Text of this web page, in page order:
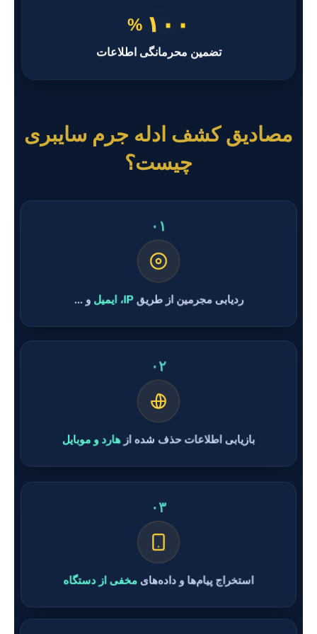
۱۰۰ %
تضمین محرمانگی اطلاعات
مصادیق کشف ادله جرم سایبری
چیست؟
۰۱
ردیابی مجرمین از طریقIP، ایمیل و ...
۰۲
بازیابی اطلاعات حذف شده ازهارد و موبایل
۰۳
استخراج پیام‌ها و داده‌هایمخفی از دستگاه